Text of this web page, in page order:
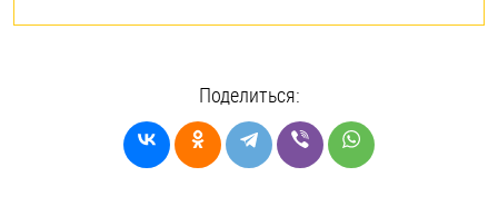
Поделиться: